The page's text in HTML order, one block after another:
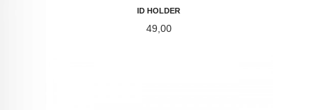
ID HOLDER
Pris
49,00